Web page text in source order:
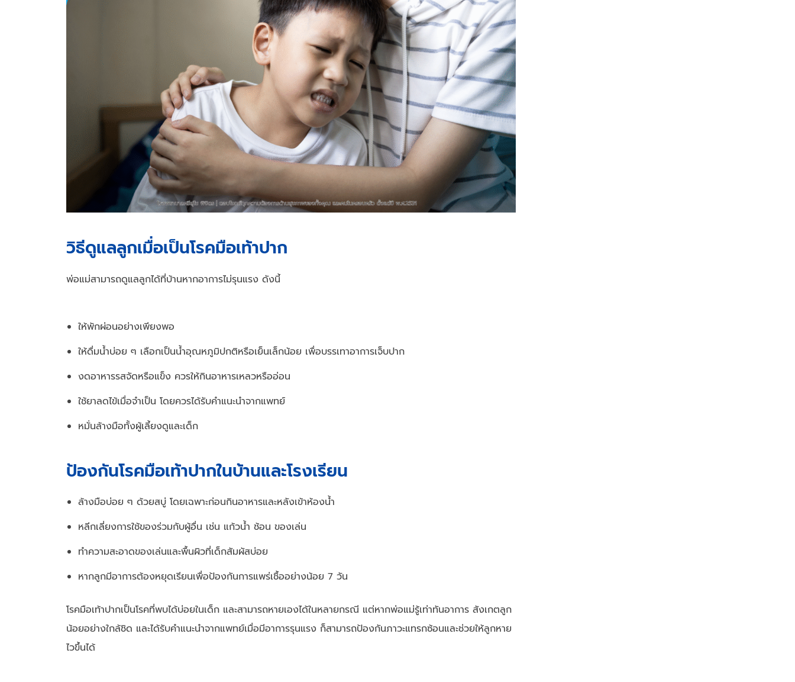
วิธีดูแลลูกเมื่อเป็นโรคมือเท้าปาก
พ่อแม่สามารถดูแลลูกได้ที่บ้านหากอาการไม่รุนแรง ดังนี้
ให้พักผ่อนอย่างเพียงพอ
ให้ดื่มน้ำบ่อย ๆ เลือกเป็นน้ำอุณหภูมิปกติหรือเย็นเล็กน้อย เพื่อบรรเทาอาการเจ็บปาก
งดอาหารรสจัดหรือแข็ง ควรให้กินอาหารเหลวหรืออ่อน
ใช้ยาลดไข้เมื่อจำเป็น โดยควรได้รับคำแนะนำจากแพทย์
หมั่นล้างมือทั้งผู้เลี้ยงดูและเด็ก
ป้องกันโรคมือเท้าปากในบ้านและโรงเรียน
ล้างมือบ่อย ๆ ด้วยสบู่ โดยเฉพาะก่อนกินอาหารและหลังเข้าห้องน้ำ
หลีกเลี่ยงการใช้ของร่วมกับผู้อื่น เช่น แก้วน้ำ ช้อน ของเล่น
ทำความสะอาดของเล่นและพื้นผิวที่เด็กสัมผัสบ่อย
หากลูกมีอาการต้องหยุดเรียนเพื่อป้องกันการแพร่เชื้ออย่างน้อย 7 วัน
โรคมือเท้าปากเป็นโรคที่พบได้บ่อยในเด็ก และสามารถหายเองได้ในหลายกรณี แต่หากพ่อแม่รู้เท่าทันอาการ สังเกตลูก
น้อยอย่างใกล้ชิด และได้รับคำแนะนำจากแพทย์เมื่อมีอาการรุนแรง ก็สามารถป้องกันภาวะแทรกซ้อนและช่วยให้ลูกหาย
ไวขึ้นได้